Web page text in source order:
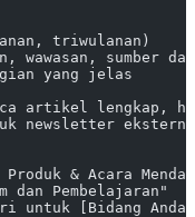
triwulanan)
wawasan, sumber
yang jelas
artikel lengkap,
newsletter
& Acara
dan Pembelajaran"
untuk [Bidang